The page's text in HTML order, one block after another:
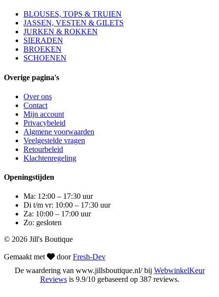
BLOUSES, TOPS & TRUIEN
JASSEN, VESTEN & GILETS
JURKEN & ROKKEN
SIERADEN
BROEKEN
SCHOENEN
Overige pagina's
Over ons
Contact
Mijn account
Privacybeleid
Algmene voorwaarden
Veelgestelde vragen
Retourbeleid
Klachtenregeling
Openingstijden
Ma: 12:00 – 17:30 uur
Di t/m vr: 10:00 – 17:30 uur
Za: 10:00 – 17:00 uur
Zo: gesloten
© 2026 Jill's Boutique
Gemaakt met doorFresh-Dev
De waardering van www.jillsboutique.nl/ bij WebwinkelKeur
Reviewsis 9.9/10 gebaseerd op 387 reviews.